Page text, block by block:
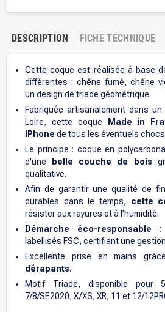
DESCRIPTION FICHE TECHNIQUE
Cette coque est réalisée à base
différentes : chêne fumé, chêne
un design de triade géométrique.
Fabriquée artisanalement dans
Loire, cette coque Made in
iPhone de tous les éventuels
Le principe : coque en
d'une
belle couche de bois
qualitative.
Afin de garantir une qualité de
durables dans le temps, cette
résister aux rayures et à l’humidité.
Démarche éco-responsable :
labellisés FSC, certifiant une
Excellente prise en mains
dérapants.
Motif Triade, disponible pour
7/8/SE2020, X/XS, XR, 11 et 12/